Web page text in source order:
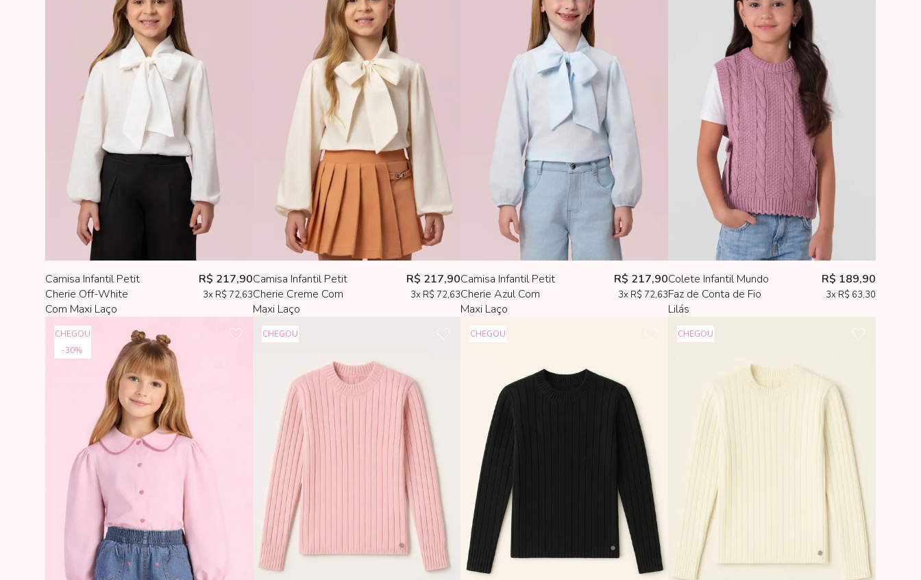
Camisa Infantil Petit
Cherie Off-White
Com Maxi Laço
R$ 217,90
3x R$ 72,63
Camisa Infantil Petit
Cherie Creme Com
Maxi Laço
R$ 217,90
3x R$ 72,63
Camisa Infantil Petit
Cherie Azul Com
Maxi Laço
R$ 217,90
3x R$ 72,63
Colete Infantil Mundo
Faz de Conta de Fio
Lilás
R$ 189,90
3x R$ 63,30
30%
CHEGOU CHEGOU CHEGOU CHEGOU